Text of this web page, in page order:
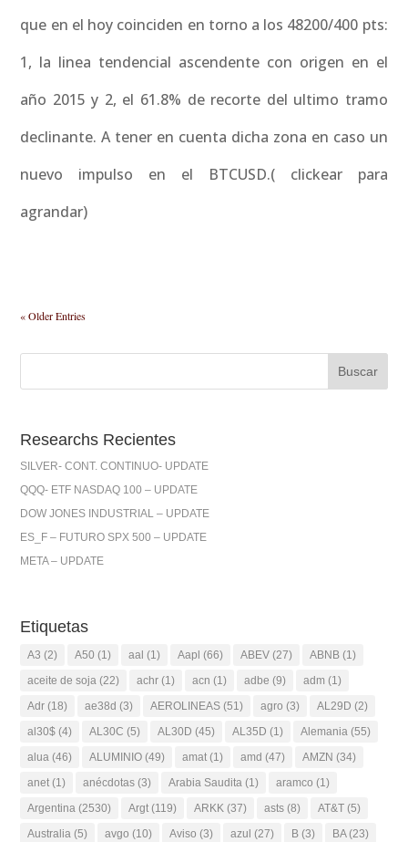
que en el hoy coinciden en torno a los 48200/400 pts:
1, la linea tendencial ascendente con origen en el
año 2015 y 2, el 61.8% de recorte del ultimo tramo
declinante. A tener en cuenta dicha zona en caso un
nuevo impulso en el BTCUSD.( clickear para
agrandar)
« Older Entries
Researchs Recientes
SILVER- CONT. CONTINUO- UPDATE
QQQ- ETF NASDAQ 100 – UPDATE
DOW JONES INDUSTRIAL – UPDATE
ES_F – FUTURO SPX 500 – UPDATE
META – UPDATE
Etiquetas
A3 (2) A50 (1) aal (1) Aapl (66) ABEV (27) ABNB (1)
aceite de soja (22) achr (1) acn (1) adbe (9) adm (1)
Adr (18) ae38d (3) AEROLINEAS (51) agro (3) AL29D (2)
al30$ (4) AL30C (5) AL30D (45) AL35D (1) Alemania (55)
alua (46) ALUMINIO (49) amat (1) amd (47) AMZN (34)
anet (1) anécdotas (3) Arabia Saudita (1) aramco (1)
Argentina (2530) Argt (119) ARKK (37) asts (8) AT&T (5)
Australia (5) avgo (10) Aviso (3) azul (27) B (3) BA(23)